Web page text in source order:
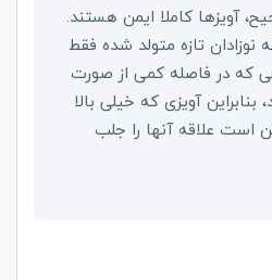
آویزها کاملا ایمن هستند.
نوزادان تازه متولد شده فقط
که در فاصله کمی از صورت
آویزی که خیلی بالا
است علاقه آنها را جلب